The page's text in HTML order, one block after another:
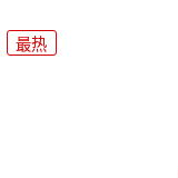
最热